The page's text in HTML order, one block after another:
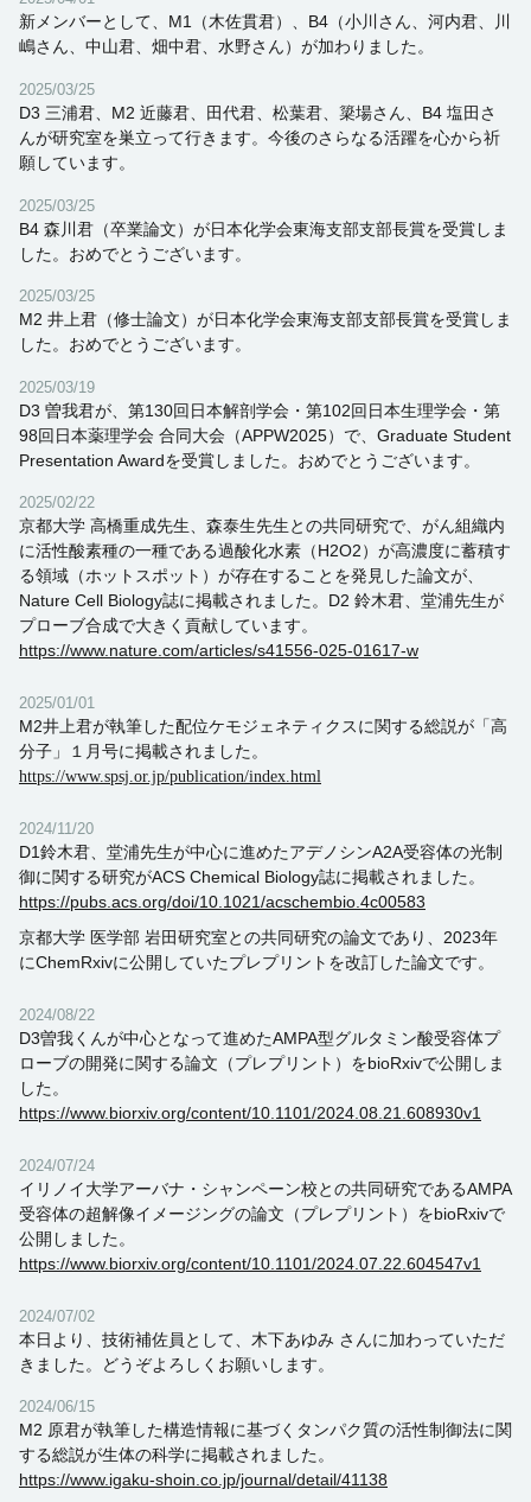
新メンバーとして、M1（木佐貫君）、B4（小川さん、河内君、川
嶋さん、中山君、畑中君、水野さん）が加わりました。
2025/03/25
D3 三浦君、M2 近藤君、田代君、松葉君、簗場さん、B4 塩田さ
んが研究室を巣立って行きます。今後のさらなる活躍を心から祈
願しています。
2025/03/25
B4 森川君（卒業論文）が日本化学会東海支部支部長賞を受賞しま
した。おめでとうございます。
2025/03/25
M2 井上君（修士論文）が日本化学会東海支部支部長賞を受賞しま
した。おめでとうございます。
2025/03/19
D3 曽我君が、第130回日本解剖学会・第102回日本生理学会・第
98回日本薬理学会 合同大会（APPW2025）で、Graduate Student
Presentation Awardを受賞しました。おめでとうございます。
2025/02/22
京都大学 高橋重成先生、森泰生先生との共同研究で、がん組織内
に活性酸素種の一種である過酸化水素（H2O2）が高濃度に蓄積す
る領域（ホットスポット）が存在することを発見した論文が、
Nature Cell Biology誌に掲載されました。D2 鈴木君、堂浦先生が
プローブ合成で大きく貢献しています。
https://www.nature.com/articles/s41556-025-01617-w
2025/01/01
M2井上君が執筆した配位ケモジェネティクスに関する総説が「高
分子」１月号に掲載されました。
https://www.spsj.or.jp/publication/index.html
2024/11/20
D1鈴木君、堂浦先生が中心に進めたアデノシンA2A受容体の光制
御に関する研究がACS Chemical Biology誌に掲載されました。
https://pubs.acs.org/doi/10.1021/acschembio.4c00583
京都大学 医学部 岩田研究室との共同研究の論文であり、 2023年
にChemRxivに公開していたプレプリントを改訂した論文です。
2024/08/22
D3曽我くんが中心となって進めたAMPA型グルタミン酸受容体プ
ローブの開発に関する論文（プレプリント）をbioRxivで公開しま
した。
https://www.biorxiv.org/content/10.1101/2024.08.21.608930v1
2024/07/24
イリノイ大学アーバナ・シャンペーン校との共同研究であるAMPA
受容体の超解像イメージングの論文（プレプリント）をbioRxivで
公開しました。
https://www.biorxiv.org/content/10.1101/2024.07.22.604547v1
2024/07/02
本日より、技術補佐員として、木下あゆみ さんに加わっていただ
きました。どうぞよろしくお願いします。
2024/06/15
M2 原君が執筆した構造情報に基づくタンパク質の活性制御法に関
する総説が生体の科学に掲載されました。
https://www.igaku-shoin.co.jp/journal/detail/41138